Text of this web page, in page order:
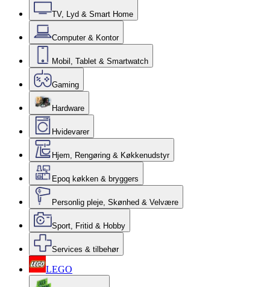
TV, Lyd & Smart Home
Computer & Kontor
Mobil, Tablet & Smartwatch
Gaming
Hardware
Hvidevarer
Hjem, Rengøring & Køkkenudstyr
Epoq køkken & bryggers
Personlig pleje, Skønhed & Velvære
Sport, Fritid & Hobby
Services & tilbehør
LEGO